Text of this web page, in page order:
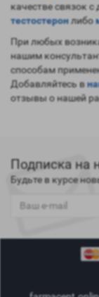
качестве связок
тестостеронлибо
При любых
нашим
способам
Добавляйтесь в
отзывы о нашей
Подписка на
Будьте в курсе